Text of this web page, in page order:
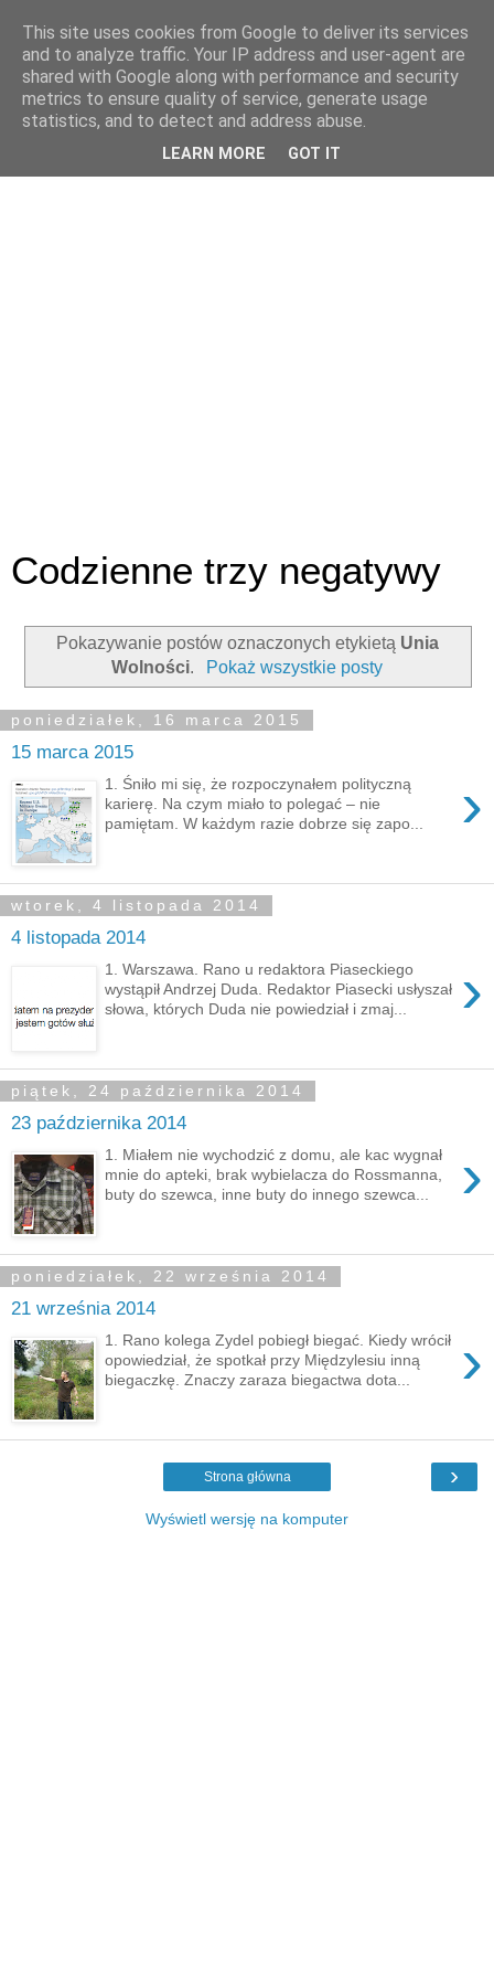
Codzienne trzy negatywy
Pokazywanie postów oznaczonych etykietą Unia
Wolności. Pokaż wszystkie posty
poniedziałek, 16 marca 2015
15 marca 2015
›
1. Śniło mi się, że rozpoczynałem polityczną
karierę. Na czym miało to polegać – nie
pamiętam. W każdym razie dobrze się zapo...
wtorek, 4 listopada 2014
4 listopada 2014
›
1. Warszawa. Rano u redaktora Piaseckiego
wystąpił Andrzej Duda. Redaktor Piasecki usłyszał
słowa, których Duda nie powiedział i zmaj...
piątek, 24 października 2014
23 października 2014
›
1. Miałem nie wychodzić z domu, ale kac wygnał
mnie do apteki, brak wybielacza do Rossmanna,
buty do szewca, inne buty do innego szewca...
poniedziałek, 22 września 2014
21 września 2014
›
1. Rano kolega Zydel pobiegł biegać. Kiedy wrócił
opowiedział, że spotkał przy Międzylesiu inną
biegaczkę. Znaczy zaraza biegactwa dota...
›
Strona główna
Wyświetl wersję na komputer
This site uses cookies from Google to deliver its services
and to analyze traffic. Your IP address and user-agent are
shared with Google along with performance and security
metrics to ensure quality of service, generate usage
statistics, and to detect and address abuse.
LEARN MORE GOT IT